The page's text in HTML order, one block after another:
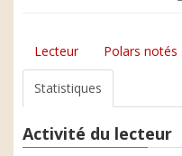
Lecteur Polars notés
Statistiques
Activité du lecteur